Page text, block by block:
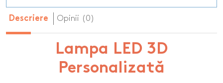
Descriere Opinii (0)
Lampa LED 3D
Personalizată